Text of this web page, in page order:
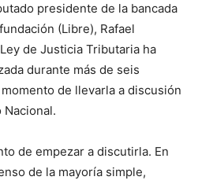
presidente de la bancada
(Libre), Rafael
de Justicia Tributaria ha
durante más de seis
de llevarla a discusión
de empezar a discutirla. En
de la mayoría simple,